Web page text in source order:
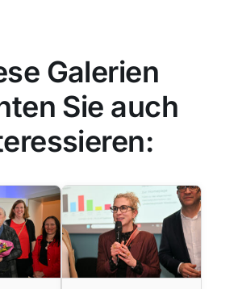
Galerien
Sie auch